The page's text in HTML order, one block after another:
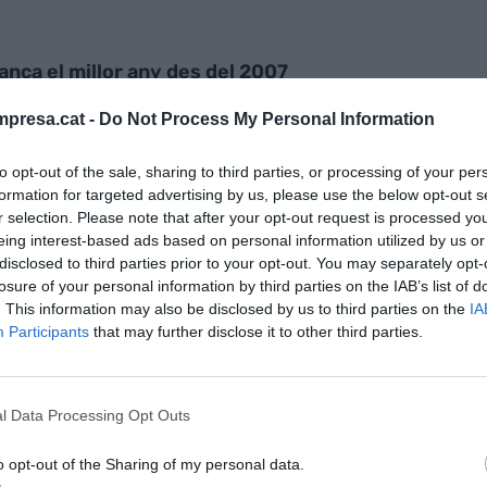
- Do Not Process My Personal Information
opt-out of the sale, sharing to third parties, or processing of your
for targeted advertising by us, please use the below opt-out
selection. Please note that after your opt-out request is processed
interest-based ads based on personal information utilized by us
to third parties prior to your opt-out. You may separately
of your personal information by third parties on the IAB’s list of
This information may also be disclosed by us to third parties on the
Participants that may further disclose it to other third parties.
Data Processing Opt Outs
opt-out of the Sharing of my personal data.
el millor any des del 2007
del territori busquen un lloc de treball,
per sota de la mitjana de Catalunya (8,5%) i
(8,2%).
la seva llista de persones en situació d’atur
han estat L’Hospitalet de Llobregat
Gavà (-188), Cornellà de Llobregat (-153),
(-125). Els decrements més alts, en termes